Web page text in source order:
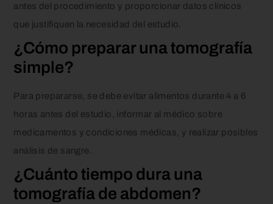
antes del procedimiento y proporcionar datos clínicos
que justifiquen la necesidad del estudio.
¿Cómo preparar una tomografía
simple?
Para prepararse, se debe evitar alimentos durante 4 a 6
horas antes del estudio, informar al médico sobre
medicamentos y condiciones médicas, y realizar posibles
análisis de sangre.
¿Cuánto tiempo dura una
tomografía de abdomen?